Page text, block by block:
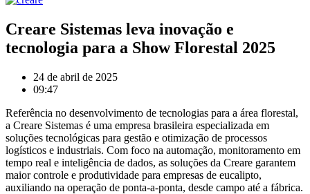
Creare Sistemas leva inovação e
tecnologia para a Show Florestal 2025
24 de abril de 2025
09:47
Referência no desenvolvimento de tecnologias para a área florestal,
a Creare Sistemas é uma empresa brasileira especializada em
soluções tecnológicas para gestão e otimização de processos
logísticos e industriais. Com foco na automação, monitoramento em
tempo real e inteligência de dados, as soluções da Creare garantem
maior controle e produtividade para empresas de eucalipto,
auxiliando na operação de ponta-a-ponta, desde campo até a fábrica.